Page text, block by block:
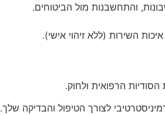
והתחשבנות מול הביטוחים.
השירות (ללא זיהוי אישי).
הרפואית ולחוק.
לצורך הטיפול והבדיקה שלך.